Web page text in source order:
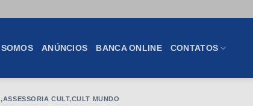
ANÚNCIOS BANCA ONLINE CONTATOS
,ASSESSORIA CULT,CULT MUNDO